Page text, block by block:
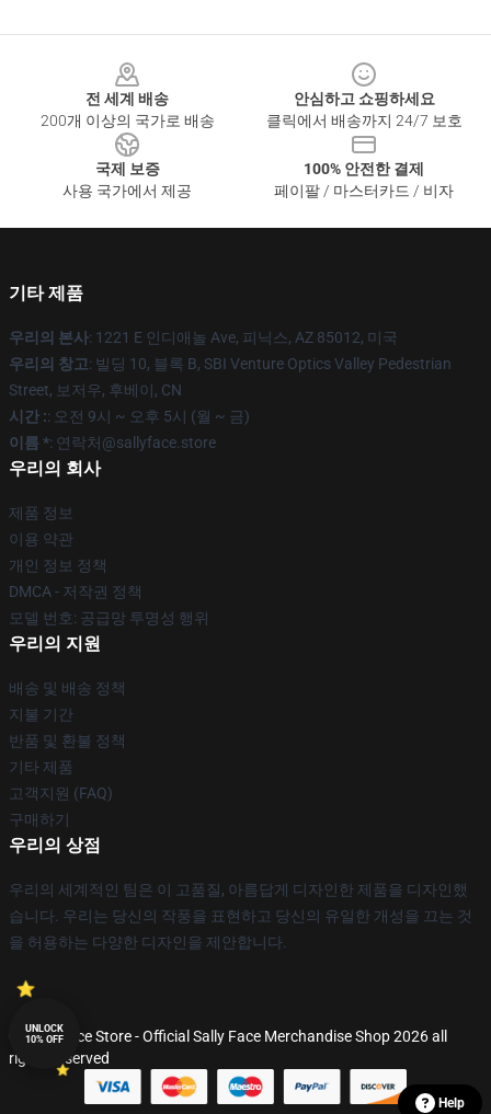
전 세계 배송
200개 이상의 국가로 배송
안심하고 쇼핑하세요
클릭에서 배송까지 24/7 보호
국제 보증
사용 국가에서 제공
100% 안전한 결제
페이팔 / 마스터카드 / 비자
기타 제품
우리의 본사: 1221 E 인디애놀 Ave, 피닉스, AZ 85012, 미국
우리의 창고: 빌딩 10, 블록 B, SBI Venture Optics Valley Pedestrian
Street, 보저우, 후베이, CN
시간 :: 오전 9시 ~ 오후 5시 (월 ~ 금)
이름 *: 연락처@sallyface.store
우리의 회사
제품 정보
이용 약관
개인 정보 정책
DMCA - 저작권 정책
모델 번호: 공급망 투명성 행위
우리의 지원
배송 및 배송 정책
지불 기간
반품 및 환불 정책
기타 제품
고객지원 (FAQ)
구매하기
우리의 상점
우리의 세계적인 팀은 이 고품질, 아름답게 디자인한 제품을 디자인했
습니다. 우리는 당신의 작풍을 표현하고 당신의 유일한 개성을 끄는 것
을 허용하는 다양한 디자인을 제안합니다.
© Sally Face Store - Official Sally Face Merchandise Shop 2026 all
rights reserved
Help
UNLOCK
10% OFF